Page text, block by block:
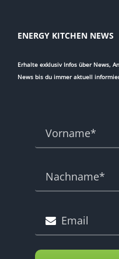
ENERGY KITCHEN NEWS
Erhalte exklusiv Infos über News,
News bis du immer aktuell